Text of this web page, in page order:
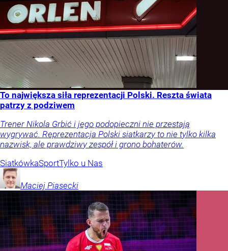
To największa siła reprezentacji Polski. Reszta świata
patrzy z podziwem
Trener Nikola Grbić i jego podopieczni nie przestają
wygrywać. Reprezentacja Polski siatkarzy to nie tylko kilka
nazwisk, ale prawdziwy zespół i grono bohaterów.
SiatkówkaSportTylko u Nas
Maciej Piasecki